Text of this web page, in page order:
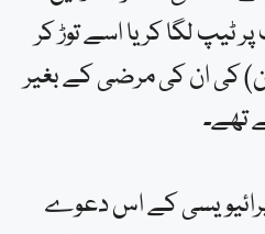
ٹیپ لگا کر یا اسے توڑ کر
کی ان کی مرضی کے بغیر
تھے۔
کے اس دعوے